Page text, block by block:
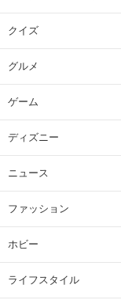
クイズ
グルメ
ゲーム
ディズニー
ニュース
ファッション
ホビー
ライフスタイル